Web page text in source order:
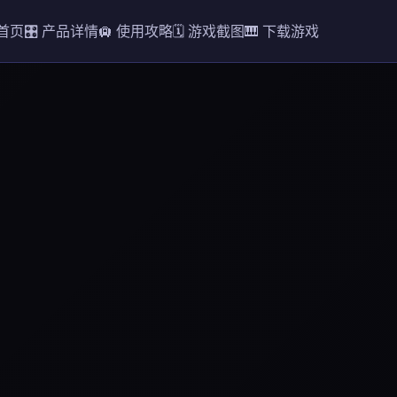
页🎛️ 产品详情🛄 使用攻略🗓️ 游戏截图🎹 下载游戏